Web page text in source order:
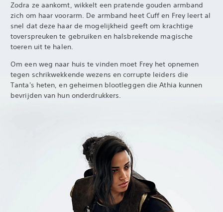
Zodra ze aankomt, wikkelt een pratende gouden armband
zich om haar voorarm. De armband heet Cuff en Frey leert al
snel dat deze haar de mogelijkheid geeft om krachtige
toverspreuken te gebruiken en halsbrekende magische
toeren uit te halen.
Om een weg naar huis te vinden moet Frey het opnemen
tegen schrikwekkende wezens en corrupte leiders die
Tanta's heten, en geheimen blootleggen die Athia kunnen
bevrijden van hun onderdrukkers.